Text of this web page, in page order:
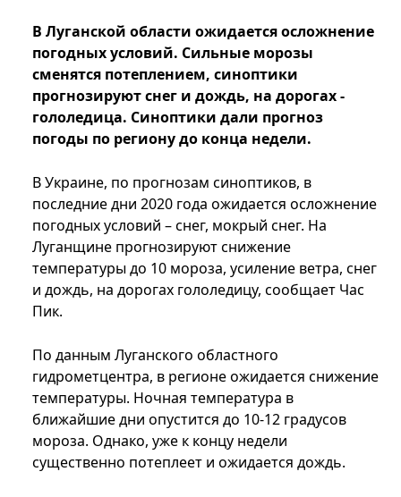
В Луганской области ожидается осложнение
погодных условий. Сильные морозы
сменятся потеплением, синоптики
прогнозируют снег и дождь, на дорогах -
гололедица. Синоптики дали прогноз
погоды по региону до конца недели.
В Украине, по прогнозам синоптиков, в
последние дни 2020 года ожидается осложнение
погодных условий – снег, мокрый снег. На
Луганщине прогнозируют снижение
температуры до 10 мороза, усиление ветра, снег
и дождь, на дорогах гололедицу, сообщает Час
Пик.
По данным Луганского областного
гидрометцентра, в регионе ожидается снижение
температуры. Ночная температура в
ближайшие дни опустится до 10-12 градусов
мороза. Однако, уже к концу недели
существенно потеплеет и ожидается дождь.